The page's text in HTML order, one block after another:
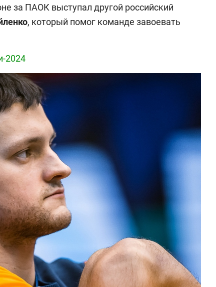
за ПАОК выступал другой российский
, который помог команде завоевать
2024